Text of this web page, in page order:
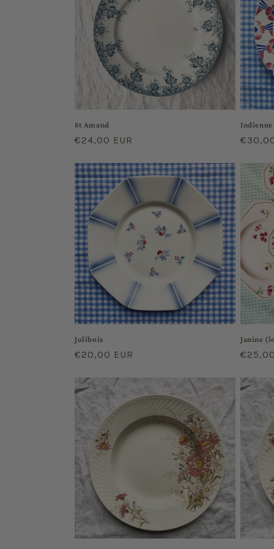
St Amand
Regular
€24,00 EUR
Indienne
Jolibois
Regular
€20,00 EUR
Janine
Regular